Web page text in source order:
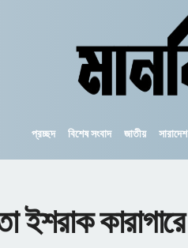
প্রচ্ছদ বিশেষ সংবাদ জাতীয় সারাদেশ
ইশরাক কারাগারে